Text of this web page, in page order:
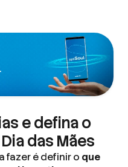
e defina o
das Mães
fazer é definir o que